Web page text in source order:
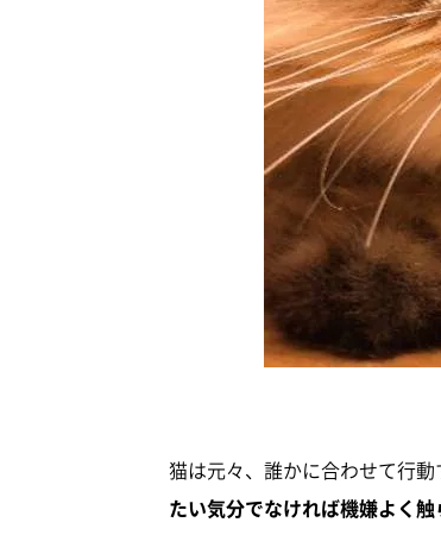
猫は元々、誰かに合わせて行動
たい気分でなければ機嫌よく触